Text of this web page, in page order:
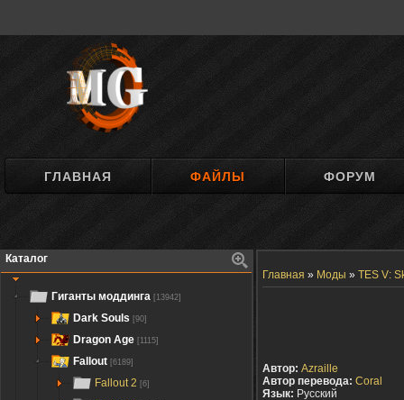
ГЛАВНАЯ ФАЙЛЫ ФОРУМ
Каталог
Гиганты моддинга [13942]
Dark Souls [90]
Dragon Age [1115]
Fallout [6189]
Fallout 2 [6]
Главная » Моды » TES V:
Автор: Azraille
Автор перевода: Coral
Язык: Русский